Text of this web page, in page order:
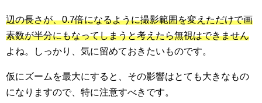
辺の長さが、0.7倍になるように撮影範囲を変えただけで画
素数が半分にもなってしまうと考えたら無視はできません
よね。しっかり、気に留めておきたいものです。
仮にズームを最大にすると、その影響はとても大きなもの
になりますので、特に注意すべきです。